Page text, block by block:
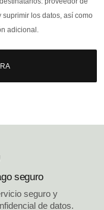
los datos, así como
adicional.
seguro
seguro y
de datos.